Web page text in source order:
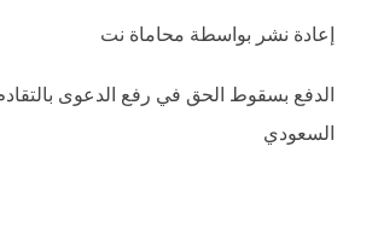
إعادة نشر بواسطة محاماة نت
الدفع بسقوط الحق في رفع الدعوى
السعودي